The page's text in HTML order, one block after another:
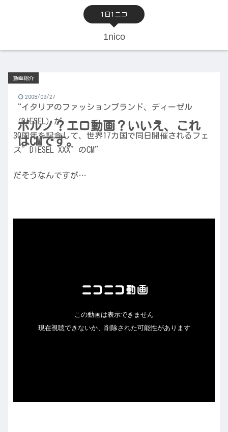
1日1ニコ
1nico
ポルノ？エロ動画？いいえ、これ
はCMです。
動画紹介
2008/09/27
“イタリアのファッションブランド、ディーゼル
（DIESEL）が
30周年を記念して、世界17カ国で同日開催されるフェ
ス”DIESEL XXX”のCM”
だそうなんですが…